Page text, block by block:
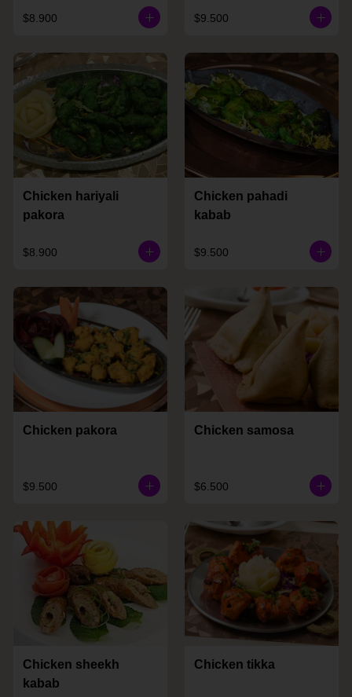
$8.900 $9.500
Chicken hariyali
pakora
$8.900
Chicken pahadi
kabab
$9.500
Chicken pakora
$9.500
Chicken samosa
$6.500
Chicken sheekh
kabab
Chicken tikka